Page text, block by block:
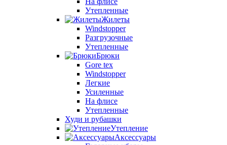
Утепленные
Жилеты
Windstopper
Разгрузочные
Утепленные
Брюки
Gore tex
Windstopper
Легкие
Усиленные
На флисе
Утепленные
Худи и рубашки
Утепление
Аксессуары